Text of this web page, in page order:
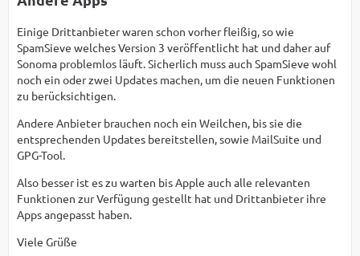
Einige Drittanbieter waren schon vorher fleißig, so wie
SpamSieve welches Version 3 veröffentlicht hat und daher auf
Sonoma problemlos läuft. Sicherlich muss auch SpamSieve wohl
noch ein oder zwei Updates machen, um die neuen Funktionen
zu berücksichtigen.
Andere Anbieter brauchen noch ein Weilchen, bis sie die
entsprechenden Updates bereitstellen, sowie MailSuite und
GPG-Tool.
Also besser ist es zu warten bis Apple auch alle relevanten
Funktionen zur Verfügung gestellt hat und Drittanbieter ihre
Apps angepasst haben.
Viele Grüße